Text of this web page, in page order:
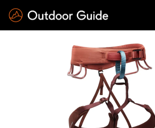
Drücken Sie die Eingabetaste zum